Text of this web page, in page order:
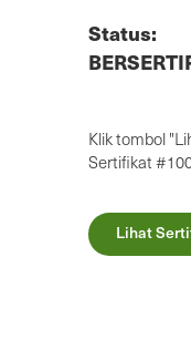
Status:
Klik tombol
Sertifikat
Lihat